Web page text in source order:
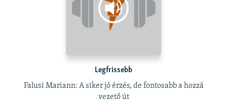
Legfrissebb
Falusi Mariann: A siker jó érzés, de fontosabb a hozzá
vezető út